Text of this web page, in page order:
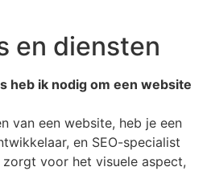
en diensten
heb ik nodig om een website
van een website, heb je een
en SEO-specialist
zorgt voor het visuele aspect,